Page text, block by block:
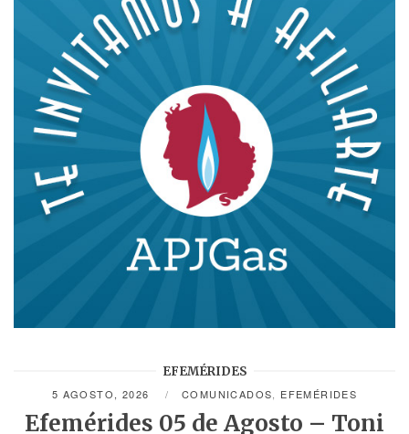
EFEMÉRIDES
5 AGOSTO, 2026 COMUNICADOS EFEMÉRIDES
Efemérides 05 de Agosto – Toni